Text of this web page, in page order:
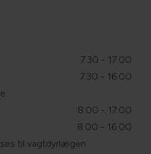
7.30 - 17.00
7.30 - 16.00
8.00 - 17.00
8.00 - 16.00
til vagtdyrlægen